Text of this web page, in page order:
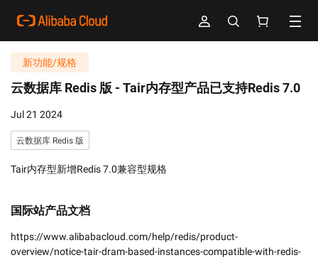
新功能/规格
云数据库 Redis 版 - Tair内存型产品已支持Redis 7.0
Jul 21 2024
云数据库 Redis 版
Tair内存型新增Redis 7.0兼容型规格
国际站产品文档
https://www.alibabacloud.com/help/redis/product-
overview/notice-tair-dram-based-instances-compatible-with-redis-